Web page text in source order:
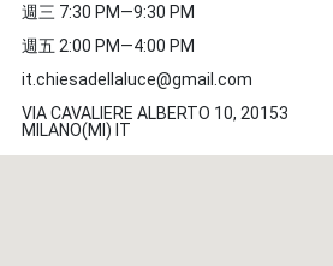
聖經金句
志愿者招募
週三 7:30 PM—9:30 PM
週五 2:00 PM—4:00 PM
it.chiesadellaluce@gmail.com
VIA CAVALIERE ALBERTO 10, 20153
MILANO(MI) IT